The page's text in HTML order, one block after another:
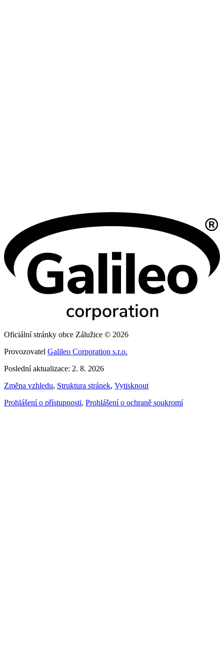
Oficiální stránky obce Zálužice © 2026
Provozovatel Galileo Corporation s.r.o.
Poslední aktualizace: 2. 8. 2026
Změna vzhledu, Struktura stránek, Vytisknout
Prohlášení o přístupnosti, Prohlášení o ochraně soukromí